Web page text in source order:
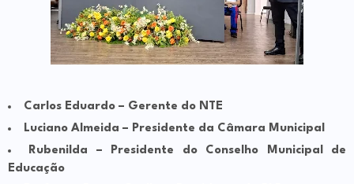
Carlos Eduardo – Gerente do NTE
Luciano Almeida – Presidente da Câmara Municipal
Rubenilda – Presidente do Conselho Municipal de
Educação